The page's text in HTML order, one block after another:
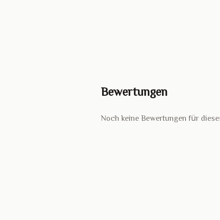
Bewertungen
Noch keine Bewertungen für